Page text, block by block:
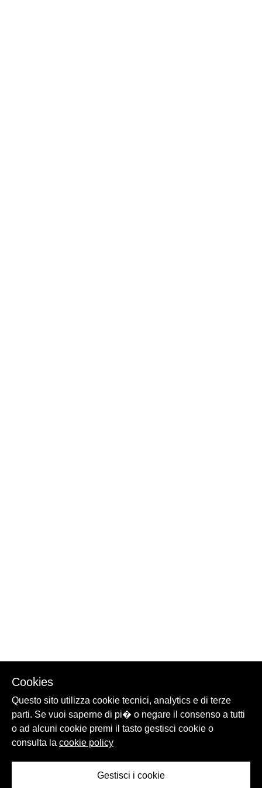
Cookies
Questo sito utilizza cookie tecnici, analytics e di terze
parti. Se vuoi saperne di pi� o negare il consenso a tutti
o ad alcuni cookie premi il tasto gestisci cookie o
consulta la cookie policy
Gestisci i cookie